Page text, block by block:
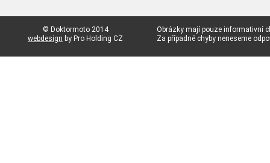
© Doktormoto 2014
webdesign by Pro Holding CZ
Obrázky mají pouze informativní
Za případné chyby neneseme